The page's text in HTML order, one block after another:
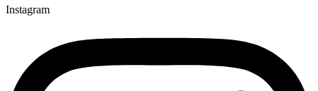
Instagram